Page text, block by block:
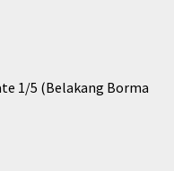
1/5 (Belakang Borma